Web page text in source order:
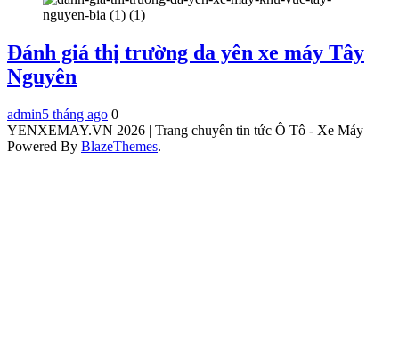
Đánh giá thị trường da yên xe máy Tây
Nguyên
admin5 tháng ago 0
YENXEMAY.VN 2026 | Trang chuyên tin tức Ô Tô - Xe Máy
Powered By BlazeThemes.